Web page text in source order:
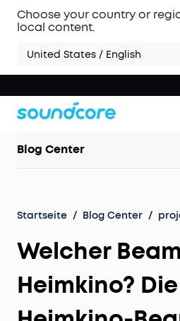
Choose your country or
local content.
United States / English
Blog Center
Startseite / Blog Center /
Welcher
Heimkino?